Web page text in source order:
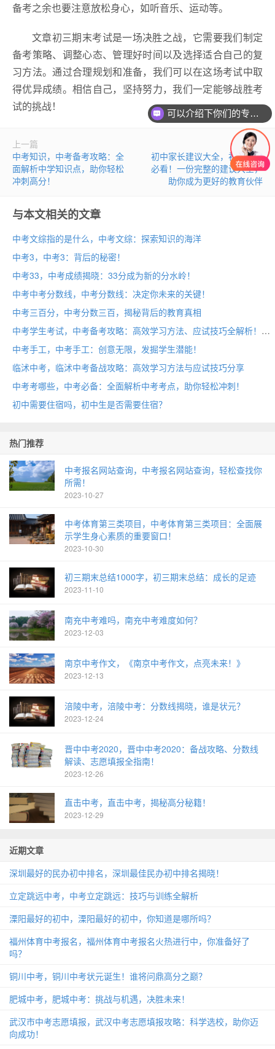
备考之余也要注意放松身心，如听音乐、运动等。
文章初三期末考试是一场决胜之战，它需要我们制定
备考策略、调整心态、管理好时间以及选择适合自己的复
习方法。通过合理规划和准备，我们可以在这场考试中取
得优异成绩。相信自己，坚持努力，我们一定能够战胜考
试的挑战！
上一篇
中考知识，中考备考攻略：全
面解析中学知识点，助你轻松
冲刺高分！
下一篇
初中家长建议大全，初中家长
必看！一份完整的建议大全，
助你成为更好的教育伙伴
与本文相关的文章
中考文综指的是什么，中考文综：探索知识的海洋
中考3，中考3：背后的秘密！
中考33，中考成绩揭晓：33分成为新的分水岭！
中考中考分数线，中考分数线：决定你未来的关键！
中考三百分，中考分数三百，揭秘背后的教育真相
中考学生考试，中考备考攻略：高效学习方法、应试技巧全解析！
中考手工，中考手工：创意无限，发掘学生潜能！
临沭中考，临沭中考备战攻略：高效学习方法与应试技巧分享
中考考哪些，中考必备：全面解析中考考点，助你轻松冲刺！
初中需要住宿吗，初中生是否需要住宿？
热门推荐
中考报名网站查询，中考报名网站查询，轻松查找你
所需！
2023-10-27
中考体育第三类项目，中考体育第三类项目：全面展
示学生身心素质的重要窗口！
2023-10-30
初三期末总结1000字，初三期末总结：成长的足迹
2023-11-10
南充中考难吗，南充中考难度如何？
2023-12-03
南京中考作文，《南京中考作文，点亮未来！》
2023-12-13
涪陵中考，涪陵中考：分数线揭晓，谁是状元？
2023-12-24
晋中中考2020，晋中中考2020：备战攻略、分数线
解读、志愿填报全指南！
2023-12-26
直击中考，直击中考，揭秘高分秘籍！
2023-12-29
近期文章
深圳最好的民办初中排名，深圳最佳民办初中排名揭晓！
立定跳远中考，中考立定跳远：技巧与训练全解析
溧阳最好的初中，溧阳最好的初中，你知道是哪所吗？
福州体育中考报名，福州体育中考报名火热进行中，你准备好了
吗？
铜川中考，铜川中考状元诞生！谁将问鼎高分之巅？
肥城中考，肥城中考：挑战与机遇，决胜未来！
武汉市中考志愿填报，武汉中考志愿填报攻略：科学选校，助你迈
向成功！
可以介绍下你们的专业吗？